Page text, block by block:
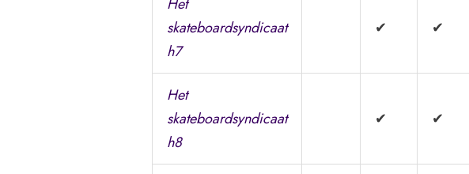
skateboardsyndicaat
h7
✔ ✔
Het
skateboardsyndicaat
h8
✔ ✔